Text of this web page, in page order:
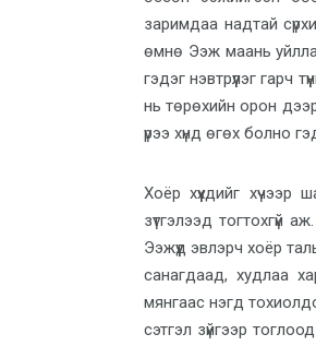
заримдаа надтай
өмнө Ээж маань
гэдэг нэвтрүүлэг гарч
нь төрөхийн орон
үрээ хүнд өгөх болно
Хоёр хүүхдийг
зүтгэлээд тогтохгүй
Ээжүүд эвлэрч хоёр
санагдаад, худлаа
мянгаас нэгд
сэтгэл зүйгээр